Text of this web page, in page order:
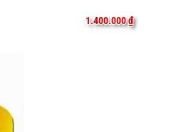
1.400.000₫